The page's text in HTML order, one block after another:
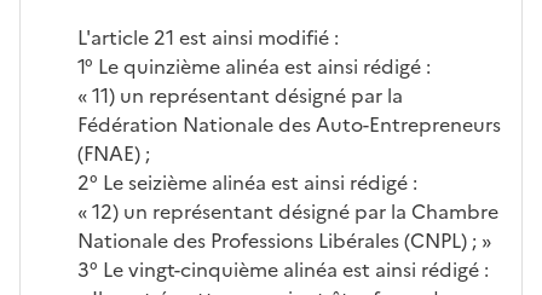
L'article 21 est ainsi modifié :
1° Le quinzième alinéa est ainsi rédigé :
« 11) un représentant désigné par la
Fédération Nationale des Auto-Entrepreneurs
(FNAE) ;
2° Le seizième alinéa est ainsi rédigé :
« 12) un représentant désigné par la Chambre
Nationale des Professions Libérales (CNPL) ; »
3° Le vingt-cinquième alinéa est ainsi rédigé :